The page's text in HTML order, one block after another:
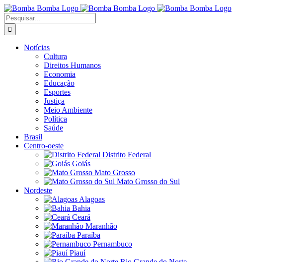
Ir
para
o
conteúdo
Buscar
resultados
para:
Notícias
Cultura
Direitos Humanos
Economia
Educação
Esportes
Justiça
Meio Ambiente
Política
Saúde
Brasil
Centro-oeste
Distrito Federal
Goiás
Mato Grosso
Mato Grosso do Sul
Nordeste
Alagoas
Bahia
Ceará
Maranhão
Paraíba
Pernambuco
Piauí